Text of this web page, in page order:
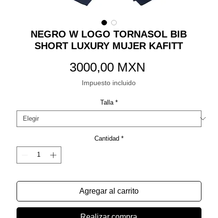
NEGRO W LOGO TORNASOL BIB
SHORT LUXURY MUJER KAFITT
3000,00 MXN
Impuesto incluido
Talla *
Cantidad *
Agregar al carrito